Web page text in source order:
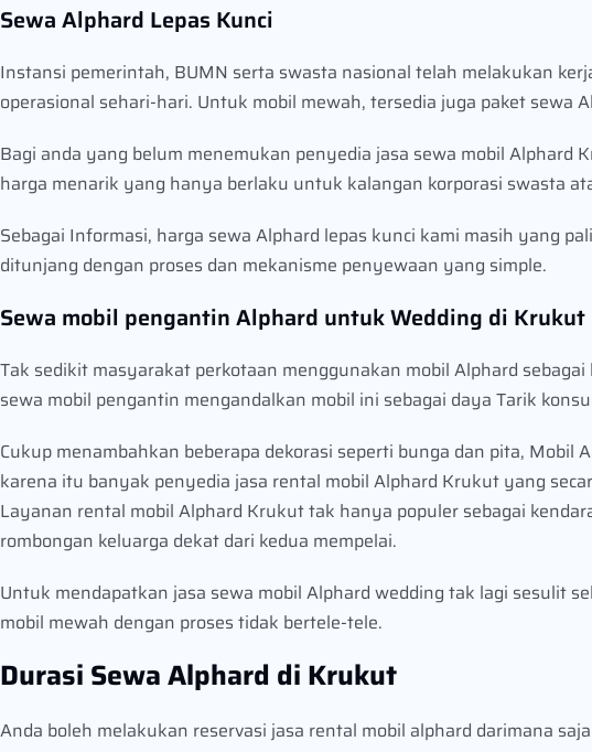
Sewa Alphard Lepas Kunci
Instansi pemerintah, BUMN serta swasta nasional telah melakukan
operasional sehari-hari. Untuk mobil mewah, tersedia juga paket sewa
Bagi anda yang belum menemukan penyedia jasa sewa mobil
harga menarik yang hanya berlaku untuk kalangan korporasi swasta
Sebagai Informasi, harga sewa Alphard lepas kunci kami masih yang
ditunjang dengan proses dan mekanisme penyewaan yang simple.
Sewa mobil pengantin Alphard untuk Wedding di Krukut
Tak sedikit masyarakat perkotaan menggunakan mobil Alphard
sewa mobil pengantin mengandalkan mobil ini sebagai daya Tarik
Cukup menambahkan beberapa dekorasi seperti bunga dan pita,
karena itu banyak penyedia jasa rental mobil Alphard Krukut yang
Layanan rental mobil Alphard Krukut tak hanya populer sebagai
rombongan keluarga dekat dari kedua mempelai.
Untuk mendapatkan jasa sewa mobil Alphard wedding tak lagi sesulit
mobil mewah dengan proses tidak bertele-tele.
Durasi Sewa Alphard di Krukut
Anda boleh melakukan reservasi jasa rental mobil alphard darimana